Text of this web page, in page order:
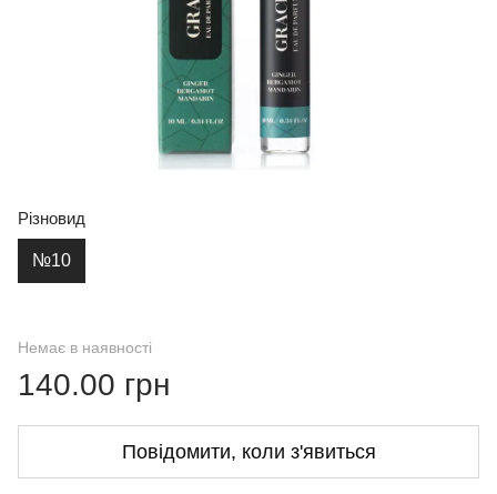
Різновид
№10
Немає в наявності
140.00 грн
Повідомити, коли з'явиться